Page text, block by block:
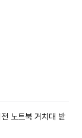
노트북 거치대 받